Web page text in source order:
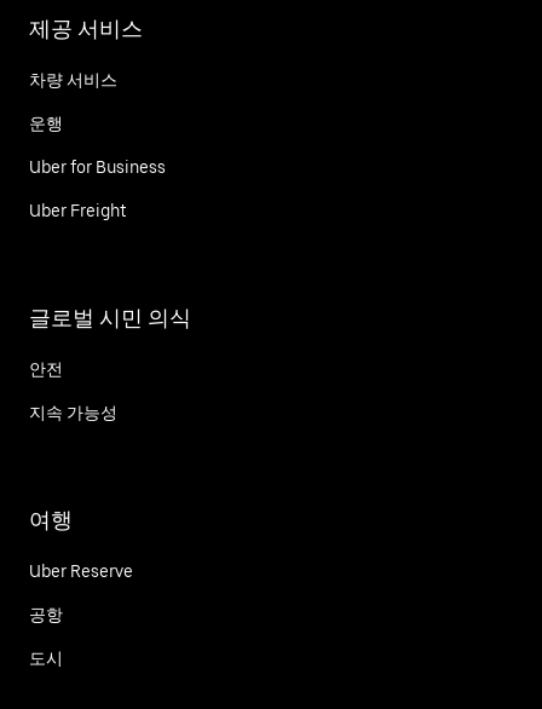
제공 서비스
차량 서비스
운행
Uber for Business
Uber Freight
글로벌 시민 의식
안전
지속 가능성
여행
Uber Reserve
공항
도시